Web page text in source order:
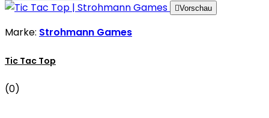
Vorschau
Marke: Strohmann Games
Tic Tac Top
(0)